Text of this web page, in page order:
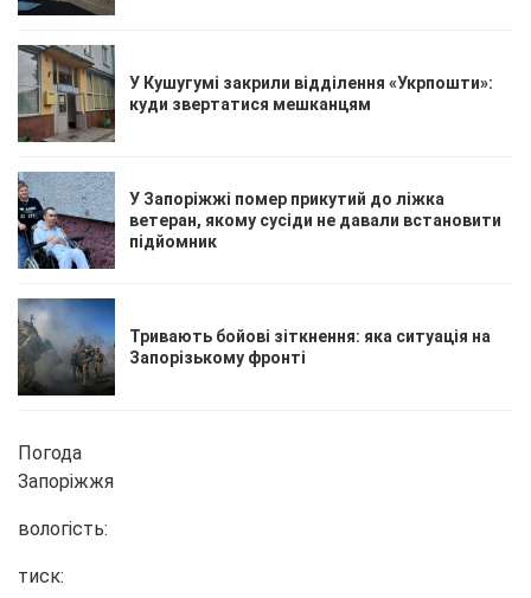
У Кушугумі закрили відділення «Укрпошти»:
куди звертатися мешканцям
У Запоріжжі помер прикутий до ліжка
ветеран, якому сусіди не давали встановити
підйомник
Тривають бойові зіткнення: яка ситуація на
Запорізькому фронті
Погода
Запоріжжя
вологість:
тиск: